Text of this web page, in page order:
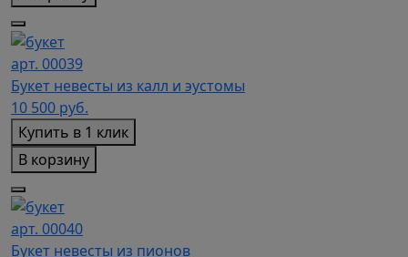
арт. 00039
Букет невесты из калл и эустомы
10 500 руб.
Купить в 1 клик
В корзину
арт. 00040
Букет невесты из пионов